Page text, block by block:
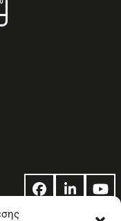
Facebook
LinkedIn